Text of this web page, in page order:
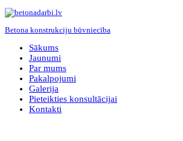
Betona konstrukciju būvniecība
Sākums
Jaunumi
Par mums
Pakalpojumi
Galerija
Pieteikties konsultācijai
Kontakti